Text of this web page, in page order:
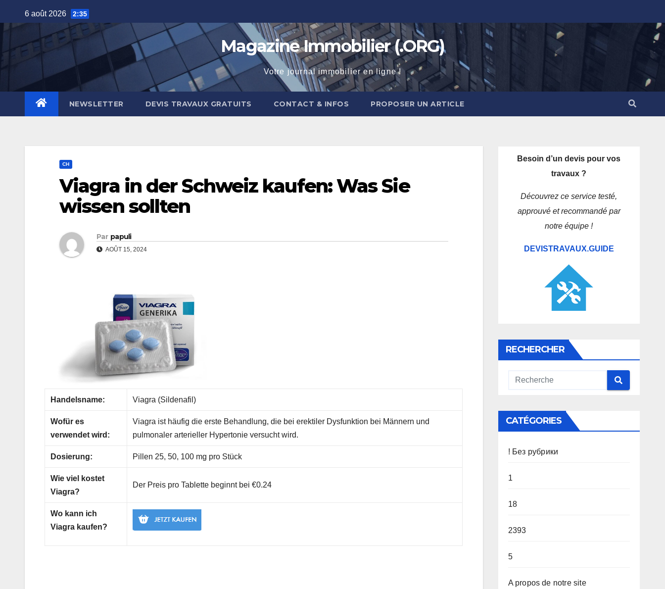
to
6 août 2026 2:35
Magazine Immobilier (.ORG)
Votre journal immobilier en ligne !
NEWSLETTER DEVIS TRAVAUX GRATUITS CONTACT & INFOS PROPOSER UN ARTICLE
CH
Viagra in der Schweiz kaufen: Was Sie
wissen sollten
Par papuli
AOÛT 15, 2024
Handelsname: Viagra (Sildenafil)
Wofür es
verwendet wird:
Viagra ist häufig die erste Behandlung, die bei erektiler Dysfunktion bei Männern und
pulmonaler arterieller Hypertonie versucht wird.
Dosierung: Pillen 25, 50, 100 mg pro Stück
Wie viel kostet
Viagra?
Der Preis pro Tablette beginnt bei €0.24
Wo kann ich
Viagra kaufen?
Besoin d’un devis pour vos
travaux ?
Découvrez ce service testé,
approuvé et recommandé par
notre équipe !
DEVISTRAVAUX.GUIDE
RECHERCHER
CATÉGORIES
! Без рубрики
1
18
2393
5
A propos de notre site